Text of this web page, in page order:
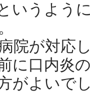
いうよう
院が対応
に口内炎
がよいで